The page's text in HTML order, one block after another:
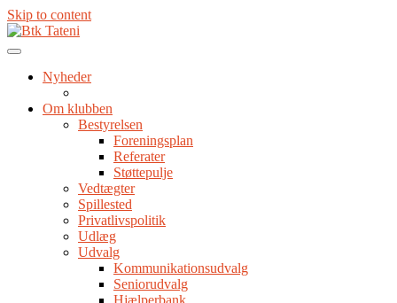
Skip to content
Nyheder
Om klubben
Bestyrelsen
Foreningsplan
Referater
Støttepulje
Vedtægter
Spillested
Privatlivspolitik
Udlæg
Udvalg
Kommunikationsudvalg
Seniorudvalg
Hjælperbank